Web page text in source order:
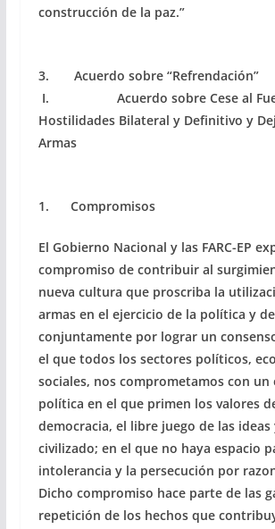
construcción de la paz.”
3. Acuerdo sobre “Refrendación”
I. Acuerdo sobre Cese al
Hostilidades Bilateral y Definitivo y
Armas
1. Compromisos
El Gobierno Nacional y las FARC-EP
compromiso de contribuir al
nueva cultura que proscriba la
armas en el ejercicio de la política y
conjuntamente por lograr un
el que todos los sectores políticos,
sociales, nos comprometamos con un
política en el que primen los valores
democracia, el libre juego de las
civilizado; en el que no haya espacio
intolerancia y la persecución por
Dicho compromiso hace parte de las
repetición de los hechos que